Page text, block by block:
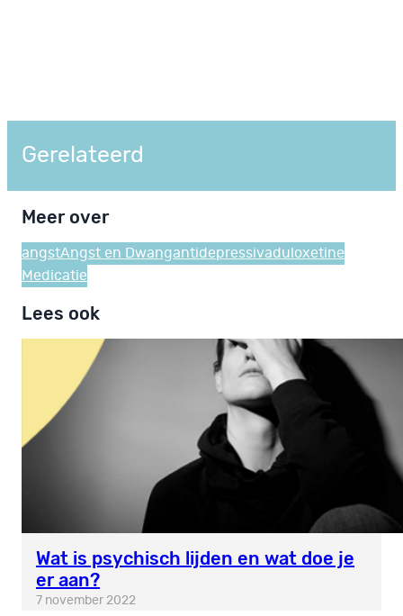
Gerelateerd
Meer over
angstAngst en Dwangantidepressivaduloxetine
Medicatie
Lees ook
Wat is psychisch lijden en wat doe je
er aan?
7 november 2022